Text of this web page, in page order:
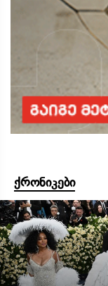
ქრონიკები